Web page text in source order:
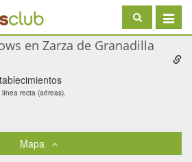
Toggle
en Zarza de Granadilla
recta (aéreas).
Mapa